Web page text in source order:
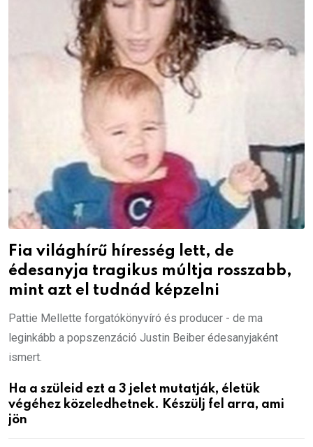
Fia világhírű híresség lett, de
édesanyja tragikus múltja rosszabb,
mint azt el tudnád képzelni
Pattie Mellette forgatókönyvíró és producer - de ma
leginkább a popszenzáció Justin Beiber édesanyjaként
ismert.
Ha a szüleid ezt a 3 jelet mutatják, életük
végéhez közeledhetnek. Készülj fel arra, ami
jön